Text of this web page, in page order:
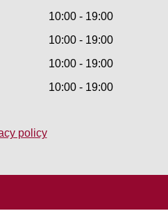
10:00 - 19:00
10:00 - 19:00
10:00 - 19:00
10:00 - 19:00
policy